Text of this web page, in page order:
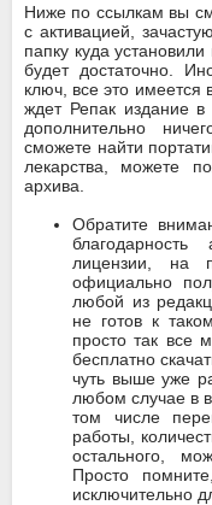
Ниже по ссылкам вы
с активацией,
папку куда
будет достаточно.
ключ, все это имеется
ждет Репак издание
дополнительно
сможете найти
лекарства, можете
архива.
Обратите
лицензии, на
официально
любой из
не готов к
просто так все
бесплатно
чуть выше уже
любом случае в
том числе
работы,
остального,
Просто
исключительно